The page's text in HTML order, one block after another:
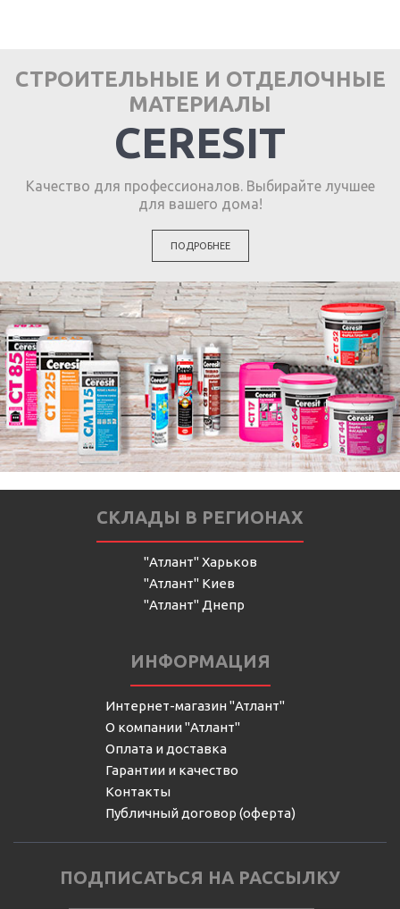
СТРОИТЕЛЬНЫЕ И ОТДЕЛОЧНЫЕ
МАТЕРИАЛЫ
CERESIT
Качество для профессионалов. Выбирайте лучшее
для вашего дома!
ПОДРОБНЕЕ
СКЛАДЫ В РЕГИОНАХ
"Атлант" Харьков
"Атлант" Киев
"Атлант" Днепр
ИНФОРМАЦИЯ
Интернет-магазин "Атлант"
О компании "Атлант"
Оплата и доставка
Гарантии и качество
Контакты
Публичный договор (оферта)
ПОДПИСАТЬСЯ НА РАССЫЛКУ